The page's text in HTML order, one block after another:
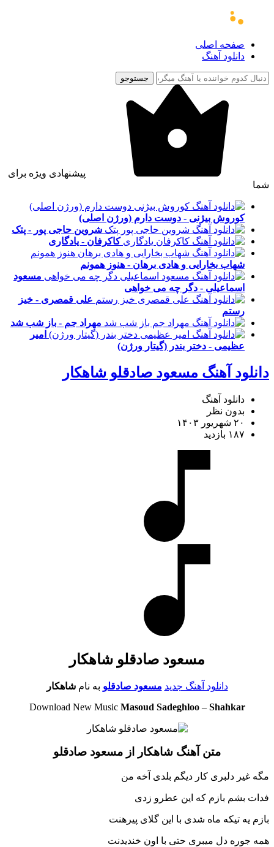
صفحه اصلی
دانلود آهنگ
جستوجو
پیشنهادی ویژه برای
شما
کوروش بیژنی - دوست دارم (ورژن اصلی)
شروین حاجی پور - پتک
کاکرفان - یادگاری
شهاب بخارایی و هادی برهان - هنوز همونم
مسعود
اسماعیلی - دگر چه می خواهی
علی قمصری - خیز
رستم
مهراد جم - باز شب شد
امیر
عظیمی - دختر بندر (گیتار ورژن)
دانلود آهنگ مسعود صادقلو شاهکار
دانلود آهنگ
بدون نظر
۲۰ شهریور ۱۴۰۳
۱۸۷ بازدید
مسعود صادقلو شاهکار
دانلود آهنگ جدید مسعود صادقلو به نامشاهکار
Download New Music Masoud Sadeghloo– Shahkar
متن آهنگ شاهکار از مسعود صادقلو
مگه غیر دلبری کار دیگم بلدی آخه من
فدات بشم بازم که این عطرو زدی
بازم یه تیکه ماه شدی با این گلای پیرهنت
همه جوره دل میبری حتی با اون خندیدنت